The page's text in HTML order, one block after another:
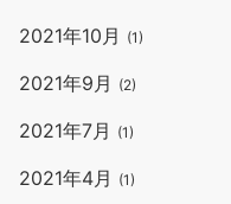
2021年10月 (1)
2021年9月 (2)
2021年7月 (1)
2021年4月 (1)